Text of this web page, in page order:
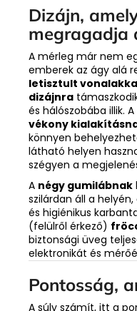
Dizájn,
megragadja
A mérleg már nem
emberek az ágy alá
letisztult
dizájnra
és hálószobába illik.
vékony
könnyen
látható helyen
szégyen a
A négy gumilábnak
szilárdan áll a helyén,
és higiénikus
(felülről érkező)
biztonsági üveg
elektronikát és
Pontosság,
A súly számít, itt a